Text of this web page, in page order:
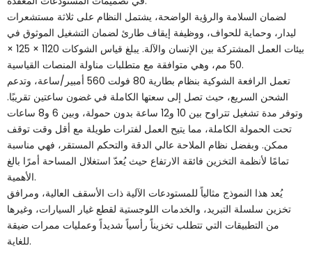
لضمان السلامة والرؤية الواضحة، يشتمل النظام على ثلاثة مستشعرات
ليدار، وحماية للحواف، ووظيفة إيقاف طارئ لضمان التشغيل الموثوق في
بيئات العمل المشتركة بين الإنسان والآلة. يبلغ قياس الشوكات 1120 × 125 ×
50 مم، وهي متوافقة مع متطلبات مناولة المنصات القياسية.
تعمل الرافعة الشوكية بنظام بطارية 80 فولت 560 أمبير/ساعة، وتدعم
الشحن السريع، حيث تصل إلى سعتها الكاملة في غضون ساعتين تقريبًا.
وتوفر مدة تشغيل تتراوح بين 10 و12 ساعة بدون حمولة، وبين 6 و8 ساعات
تحت الحمولة الكاملة، مما يتيح العمل لفترات طويلة مع أقل وقت توقف
ممكن. وبفضل نظام الملاحة عالي الدقة والتحكم المستقر، فهي مناسبة
تمامًا لأنظمة التخزين فائقة الارتفاع حيث يُعدّ استغلال المساحة أمرًا بالغ
الأهمية.
يُعد هذا النموذج مثالياً للمستودعات الآلية ذات الأسقف العالية، ومرافق
تخزين سلسلة التبريد، والخدمات اللوجستية لقطع غيار السيارات، وغيرها
من التطبيقات التي تتطلب تخزيناً رأسياً شديداً وعمليات ممرات ضيقة
للغاية.